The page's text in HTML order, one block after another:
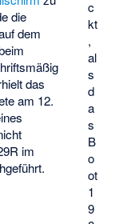
c
kt
,
al
s
d
a
s
B
o
ot
1
9
die
dem
das
am 12.
im